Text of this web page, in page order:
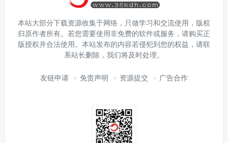
本站大部分下载资源收集于网络，只做学习和交流使用，版权
归原作者所有。若您需要使用非免费的软件或服务，请购买正
版授权并合法使用。本站发布的内容若侵犯到您的权益，请联
系站长删除，我们将及时处理。
友链申请 免责声明 资源提交 广告合作